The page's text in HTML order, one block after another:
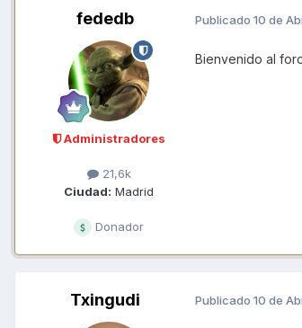
fededb
Administradores
21,6k
Ciudad: Madrid
Donador
Publicado 10 de
Bienvenido al
Txingudi Publicado 10 de